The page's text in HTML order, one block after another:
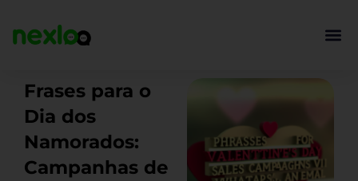
para
Frases para o
Dia dos
Namorados:
Campanhas de